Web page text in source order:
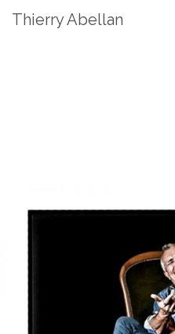
Thierry Abellan